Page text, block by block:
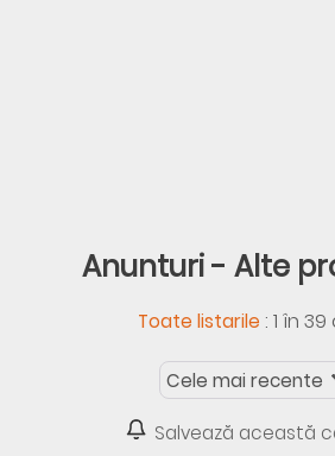
Anunturi - Alte
Toate listarile :1 în 39
Salvează această